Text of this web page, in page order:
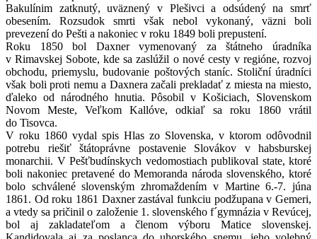
Bakulínim zatknutý, uväznený v Plešivci a odsúdený na smrť
obesením. Rozsudok smrti však nebol vykonaný, väzni boli
prevezení do Pešti a nakoniec v roku 1849 boli prepustení.
Roku 1850 bol Daxner vymenovaný za štátneho úradníka
v Rimavskej Sobote, kde sa zaslúžil o nové cesty v regióne, rozvoj
obchodu, priemyslu, budovanie poštových staníc. Stoliční úradníci
však boli proti nemu a Daxnera začali prekladať z miesta na miesto,
ďaleko od národného hnutia. Pôsobil v Košiciach, Slovenskom
Novom Meste, Veľkom Kallóve, odkiaľ sa roku 1860 vrátil
do Tisovca.
V roku 1860 vydal spis Hlas zo Slovenska, v ktorom odôvodnil
potrebu riešiť štátoprávne postavenie Slovákov v habsburskej
monarchii. V Pešťbudínskych vedomostiach publikoval state, ktoré
boli nakoniec pretavené do Memoranda národa slovenského, ktoré
bolo schválené slovenským zhromaždením v Martine 6.-7. júna
1861. Od roku 1861 Daxner zastával funkciu podžupana v Gemeri,
a vtedy sa pričinil o založenie 1. slovenského f´gymnázia v Revúcej,
bol aj zakladateľom a členom výboru Matice slovenskej.